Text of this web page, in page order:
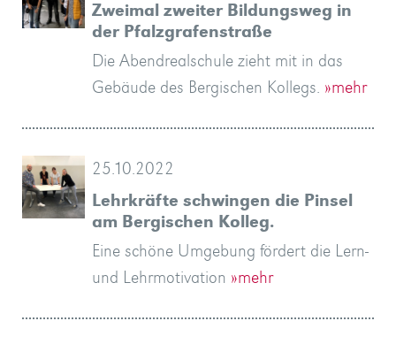
Zweimal zweiter Bildungsweg in
der Pfalzgrafenstraße
Die Abendrealschule zieht mit in das
Gebäude des Bergischen Kollegs. »mehr
25.10.2022
Lehrkräfte schwingen die Pinsel
am Bergischen Kolleg.
Eine schöne Umgebung fördert die Lern-
und Lehrmotivation »mehr